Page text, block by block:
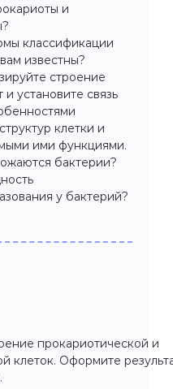
и
классификации
известны?
строение
и установите связь
клетки и
ими функциями.
бактерии?
у бактерий?
прокариотической и
клеток. Оформите